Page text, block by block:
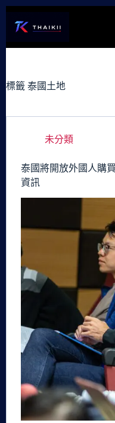
容
標籤 泰國土地
未分類
泰國將開放外國人購
資訊